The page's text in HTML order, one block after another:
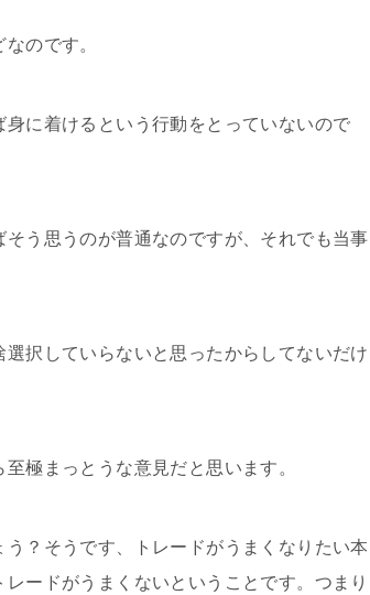
のです。
に着けるという行動をとっていないので
う思うのが普通なのですが、それでも当事
択していらないと思ったからしてないだけ
極まっとうな意見だと思います。
？そうです、トレードがうまくなりたい本
ードがうまくないということです。つまり